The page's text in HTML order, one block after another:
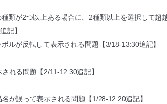
類が2つ以上ある場合に、2種類以上を選択して超
記】
ルが反転して表示される問題【3/18-13:30追記】
れる問題【2/11-12:30追記】
が誤って表示される問題【1/28-12:20追記】